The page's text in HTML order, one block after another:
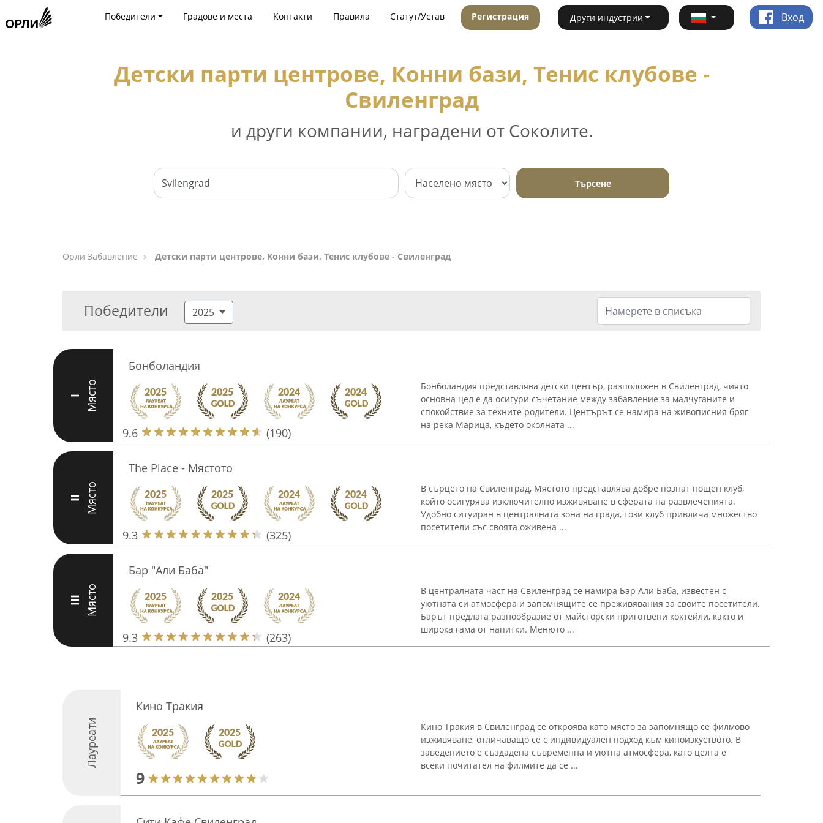
Победители Градове и места Контакти Правила Статут/Устав Регистрация Други индустрии Вход
Детски парти центрове, Конни бази, Тенис клубове -
Свиленград
и други компании, наградени от Соколите.
Търсене
Орли Забавление Детски парти центрове, Конни бази, Тенис клубове - Свиленград
Победители 2025
I Място
Бонболандия
9.6 (190)
Бонболандия представлява детски център, разположен в Свиленград, чиято
основна цел е да осигури съчетание между забавление за малчуганите и
спокойствие за техните родители. Центърът се намира на живописния бряг
на река Марица, където околната ...
II Място
The Place - Мястото
9.3 (325)
В сърцето на Свиленград, Мястото представлява добре познат нощен клуб,
който осигурява изключително изживяване в сферата на развлеченията.
Удобно ситуиран в централната зона на града, този клуб привлича множество
посетители със своята оживена ...
III Място
Бар "Али Баба"
9.3 (263)
В централната част на Свиленград се намира Бар Али Баба, известен с
уютната си атмосфера и запомнящите се преживявания за своите посетители.
Барът предлага разнообразие от майсторски приготвени коктейли, както и
широка гама от напитки. Менюто ...
Лауреати
Кино Тракия
9
Кино Тракия в Свиленград се откроява като място за запомнящо се филмово
изживяване, отличаващо се с индивидуален подход към киноизкуството. В
заведението е създадена съвременна и уютна атмосфера, като целта е
всеки почитател на филмите да се ...